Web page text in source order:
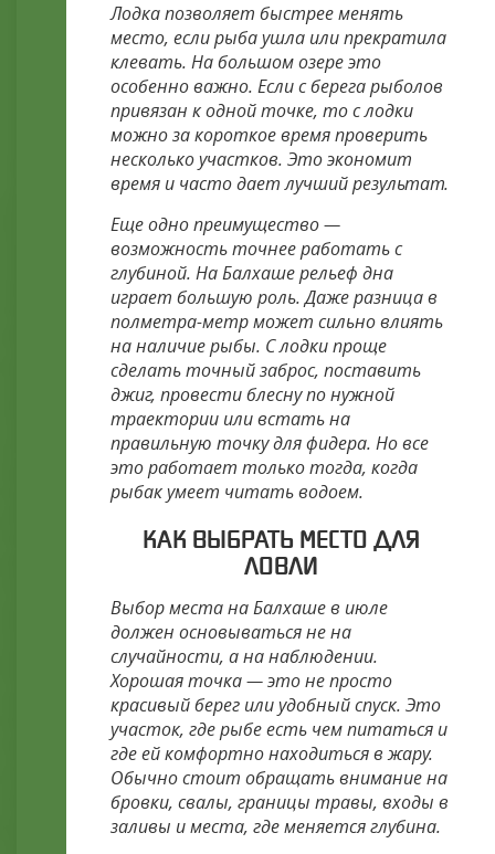
Лодка позволяет быстрее менять
место, если рыба ушла или прекратила
клевать. На большом озере это
особенно важно. Если с берега рыболов
привязан к одной точке, то с лодки
можно за короткое время проверить
несколько участков. Это экономит
время и часто дает лучший результат.
Еще одно преимущество —
возможность точнее работать с
глубиной. На Балхаше рельеф дна
играет большую роль. Даже разница в
полметра-метр может сильно влиять
на наличие рыбы. С лодки проще
сделать точный заброс, поставить
джиг, провести блесну по нужной
траектории или встать на
правильную точку для фидера. Но все
это работает только тогда, когда
рыбак умеет читать водоем.
КАК ВЫБРАТЬ МЕСТО ДЛЯ
ЛОВЛИ
Выбор места на Балхаше в июле
должен основываться не на
случайности, а на наблюдении.
Хорошая точка — это не просто
красивый берег или удобный спуск. Это
участок, где рыбе есть чем питаться и
где ей комфортно находиться в жару.
Обычно стоит обращать внимание на
бровки, свалы, границы травы, входы в
заливы и места, где меняется глубина.